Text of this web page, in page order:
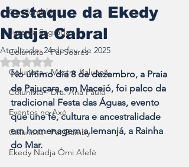
Candomblé
Jurema Sagrada
Colunista - Pai Soares
Colunista - Mestre Kaluanã
Colunista - Dra. Ana Paula
Eventos no Axé
Colunista - Pai Gamby
Ekedy Nadja Ómi Afefé
destaque da Ekedy
Nadja Cabral
Atualizado:24 de fev. de 2025
Avaliado com NaN de 5 estrelas.
No último dia 8 de dezembro, a Praia
de Pajuçara, em Maceió, foi palco da
tradicional Festa das Águas, evento
que une fé, cultura e ancestralidade
em homenagem a Iemanjá, a Rainha
do Mar.